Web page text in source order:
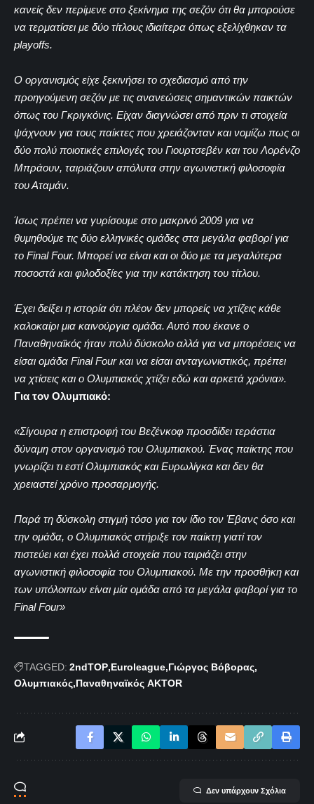
κανείς δεν περίμενε στο ξεκίνημα της σεζόν ότι θα μπορούσε
να τερματίσει με δύο τίτλους ιδιαίτερα όπως εξελίχθηκαν τα
playoffs.
Ο οργανισμός είχε ξεκινήσει το σχεδιασμό από την
προηγούμενη σεζόν με τις ανανεώσεις σημαντικών παικτών
όπως του Γκριγκόνις. Είχαν διαγνώσει από πριν τι στοιχεία
ψάχνουν για τους παίκτες που χρειάζονταν και νομίζω πως οι
δύο πολύ ποιοτικές επιλογές του Γιουρτσεβέν και του Λορένζο
Μπράουν, ταιριάζουν απόλυτα στην αγωνιστική φιλοσοφία
του Αταμάν.
Ίσως πρέπει να γυρίσουμε στο μακρινό 2009 για να
θυμηθούμε τις δύο ελληνικές ομάδες στα μεγάλα φαβορί για
το Final Four. Μπορεί να είναι και οι δύο με τα μεγαλύτερα
ποσοστά και φιλοδοξίες για την κατάκτηση του τίτλου.
Έχει δείξει η ιστορία ότι πλέον δεν μπορείς να χτίζεις κάθε
καλοκαίρι μια καινούργια ομάδα. Αυτό που έκανε ο
Παναθηναϊκός ήταν πολύ δύσκολο αλλά για να μπορέσεις να
είσαι ομάδα Final Four και να είσαι ανταγωνιστικός, πρέπει
να χτίσεις και ο Ολυμπιακός χτίζει εδώ και αρκετά χρόνια».
Για τον Ολυμπιακό:
«Σίγουρα η επιστροφή του Βεζένκοφ προσδίδει τεράστια
δύναμη στον οργανισμό του Ολυμπιακού. Ένας παίκτης που
γνωρίζει τι εστί Ολυμπιακός και Ευρωλίγκα και δεν θα
χρειαστεί χρόνο προσαρμογής.
Παρά τη δύσκολη στιγμή τόσο για τον ίδιο τον Έβανς όσο και
την ομάδα, ο Ολυμπιακός στήριξε τον παίκτη γιατί τον
πιστεύει και έχει πολλά στοιχεία που ταιριάζει στην
αγωνιστική φιλοσοφία του Ολυμπιακού. Mε την προσθήκη και
των υπόλοιπων είναι μία ομάδα από τα μεγάλα φαβορί για το
Final Four»
TAGGED: 2ndTOP Euroleague Γιώργος Βόβορας
Ολυμπιακός Παναθηναϊκός AKTOR
Δεν υπάρχουν Σχόλια